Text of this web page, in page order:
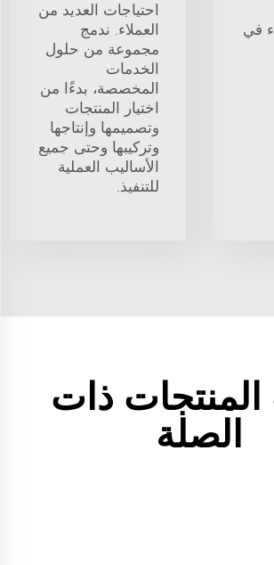
في
احتياجات العديد من
العملاء. ندمج
مجموعة من حلول
الخدمات
المخصصة، بدءًا من
اختيار المنتجات
وتصميمها وإنتاجها
وتركيبها وحتى جميع
الأساليب العملية
للتنفيذ.
ذات
الصلة